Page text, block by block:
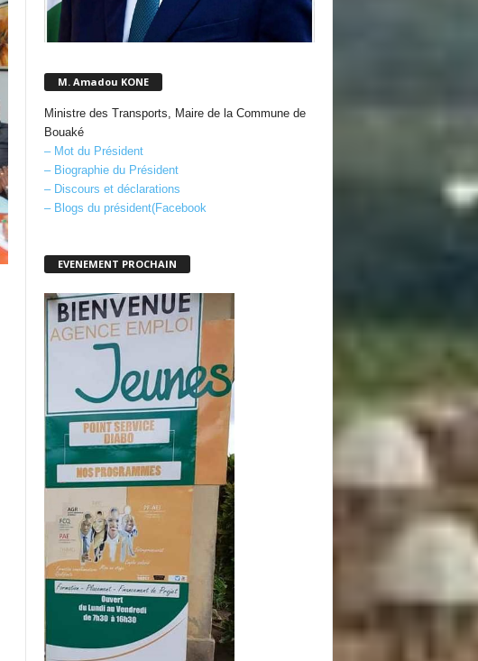
M. Amadou KONE
Ministre des Transports, Maire de la Commune de
Bouaké
– Mot du Président
– Biographie du Président
– Discours et déclarations
– Blogs du président(Facebook
EVENEMENT PROCHAIN